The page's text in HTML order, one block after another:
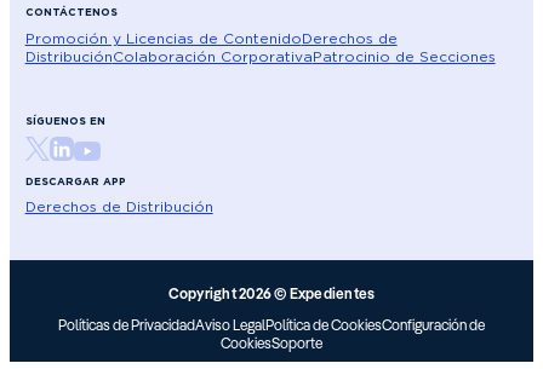
CONTÁCTENOS
Promoción y Licencias de ContenidoDerechos de
DistribuciónColaboración CorporativaPatrocinio de Secciones
SÍGUENOS EN
DESCARGAR APP
Derechos de Distribución
Copyright 2026 © Expedientes
Políticas de PrivacidadAviso LegalPolítica de CookiesConfiguración de
CookiesSoporte